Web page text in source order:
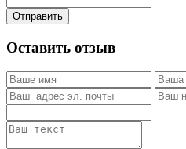
Отправить
Оставить отзыв